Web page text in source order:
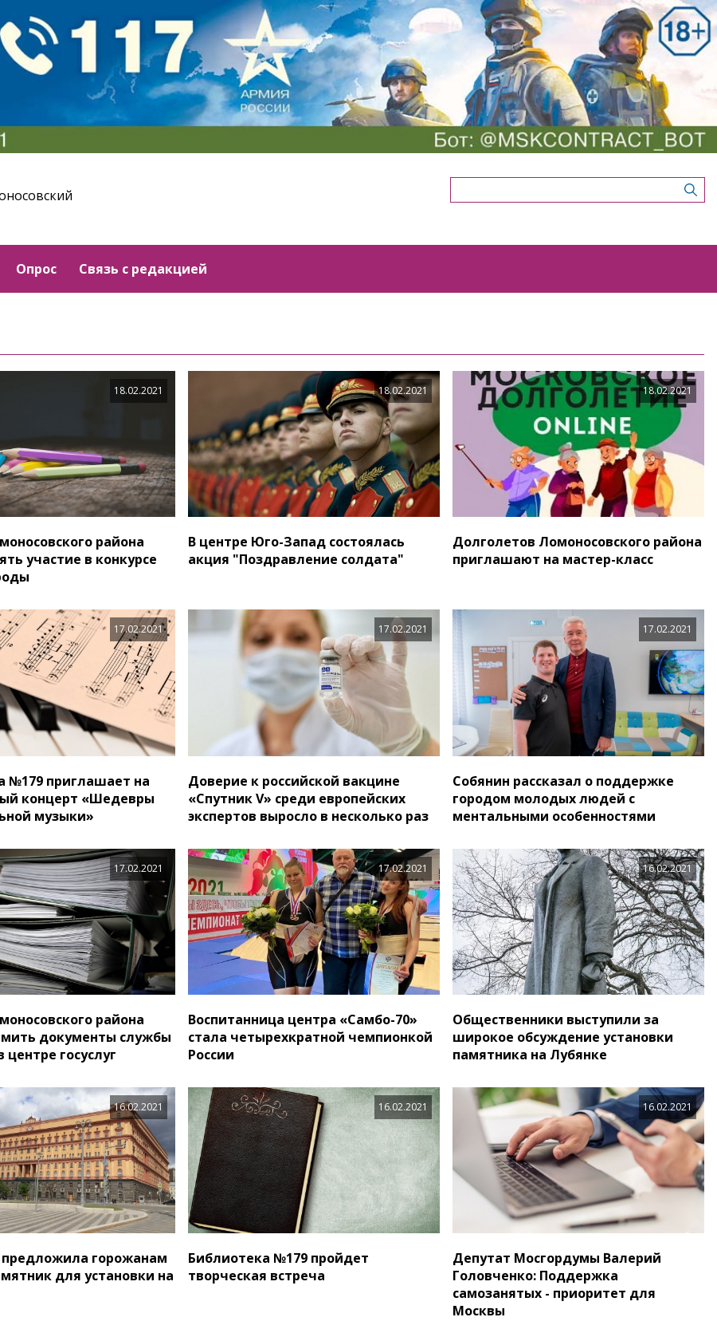
Опрос Связь с редакцией
18.02.2021
района
участие в конкурсе
18.02.2021
В центре Юго-Запад состоялась
акция "Поздравление солдата"
18.02.2021
Долголетов Ломоносовского района
приглашают на мастер-класс
17.02.2021
№179 приглашает на
концерт «Шедевры
музыки»
17.02.2021
Доверие к российской вакцине
«Спутник V» среди европейских
экспертов выросло в несколько раз
17.02.2021
Собянин рассказал о поддержке
городом молодых людей с
ментальными особенностями
17.02.2021
района
документы службы
центре госуслуг
17.02.2021
Воспитанница центра «Самбо-70»
стала четырехкратной чемпионкой
России
16.02.2021
Общественники выступили за
широкое обсуждение установки
памятника на Лубянке
16.02.2021
горожанам
для установки на
16.02.2021
Библиотека №179 пройдет
творческая встреча
16.02.2021
Депутат Мосгордумы Валерий
Головченко: Поддержка
самозанятых - приоритет для
Москвы